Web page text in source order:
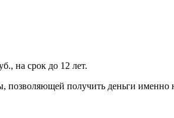
на срок до 12 лет.
получить деньги именно